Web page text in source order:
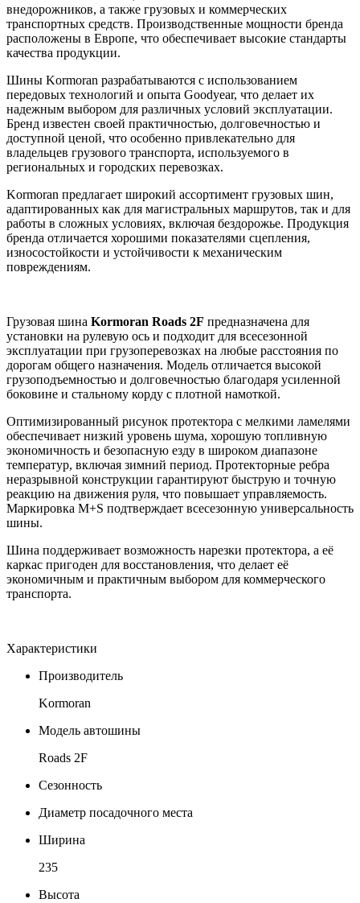
внедорожников, а также грузовых и коммерческих
транспортных средств. Производственные мощности бренда
расположены в Европе, что обеспечивает высокие стандарты
качества продукции.
Шины Kormoran разрабатываются с использованием
передовых технологий и опыта Goodyear, что делает их
надежным выбором для различных условий эксплуатации.
Бренд известен своей практичностью, долговечностью и
доступной ценой, что особенно привлекательно для
владельцев грузового транспорта, используемого в
региональных и городских перевозках.
Kormoran предлагает широкий ассортимент грузовых шин,
адаптированных как для магистральных маршрутов, так и для
работы в сложных условиях, включая бездорожье. Продукция
бренда отличается хорошими показателями сцепления,
износостойкости и устойчивости к механическим
повреждениям.
Грузовая шина Kormoran Roads 2F предназначена для
установки на рулевую ось и подходит для всесезонной
эксплуатации при грузоперевозках на любые расстояния по
дорогам общего назначения. Модель отличается высокой
грузоподъемностью и долговечностью благодаря усиленной
боковине и стальному корду с плотной намоткой.
Оптимизированный рисунок протектора с мелкими ламелями
обеспечивает низкий уровень шума, хорошую топливную
экономичность и безопасную езду в широком диапазоне
температур, включая зимний период. Протекторные ребра
неразрывной конструкции гарантируют быструю и точную
реакцию на движения руля, что повышает управляемость.
Маркировка M+S подтверждает всесезонную универсальность
шины.
Шина поддерживает возможность нарезки протектора, а её
каркас пригоден для восстановления, что делает её
экономичным и практичным выбором для коммерческого
транспорта.
Характеристики
Производитель
Kormoran
Модель автошины
Roads 2F
Сезонность
Диаметр посадочного места
Ширина
235
Высота